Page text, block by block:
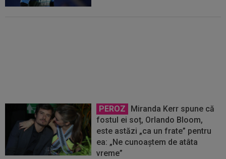
PEROZ
Miranda Kerr spune că
fostul ei soț, Orlando Bloom,
este astăzi „ca un frate” pentru
ea: „Ne cunoaștem de atâta
vreme”